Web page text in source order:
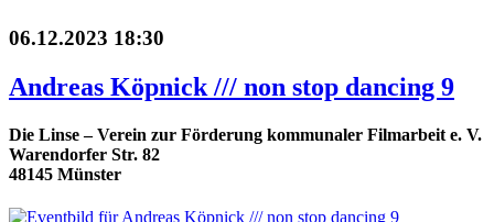
06.12.2023 18:30
Andreas Köpnick /// non stop dancing 9
Die Linse – Verein zur Förderung kommunaler Filmarbeit e. V.
Warendorfer Str. 82
48145 Münster